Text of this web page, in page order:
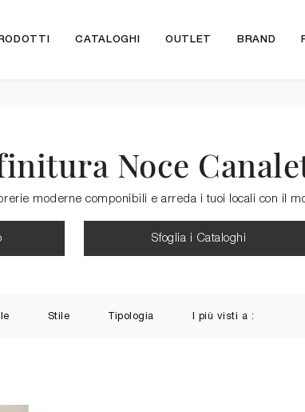
CATALOGHI OUTLET BRAND
Noce
moderne componibili e arreda i tuoi locali con il
Sfoglia i Cataloghi
Stile Tipologia I più visti a :